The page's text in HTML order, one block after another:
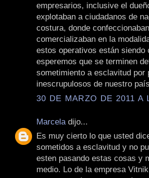
empresarios, inclusive el
explotaban a ciudadanos de
costura, donde
comercializaban en la
estos operativos están
esperemos que se terminen
sometimiento a esclavitud por
inescrupulosos de nuestro
30 DE MARZO DE 2011 A
Marcela dijo...
Es muy cierto lo que usted
sometidos a esclavitud y no
esten pasando estas cosas y
medio. Lo de la empresa